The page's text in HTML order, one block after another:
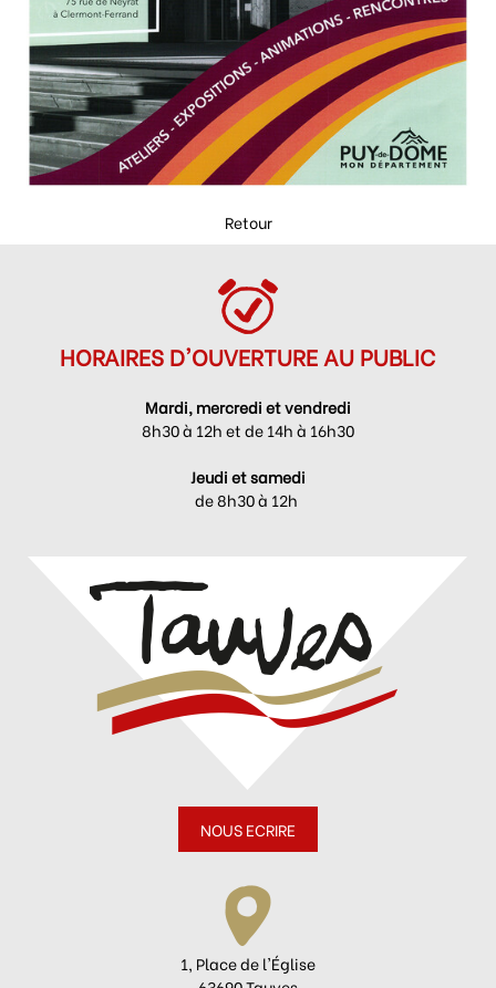
Retour
HORAIRES D'OUVERTURE AU PUBLIC
Mardi, mercredi et vendredi
8h30 à 12h et de 14h à 16h30
Jeudi et samedi
de 8h30 à 12h
NOUS ECRIRE
1, Place de l'Église